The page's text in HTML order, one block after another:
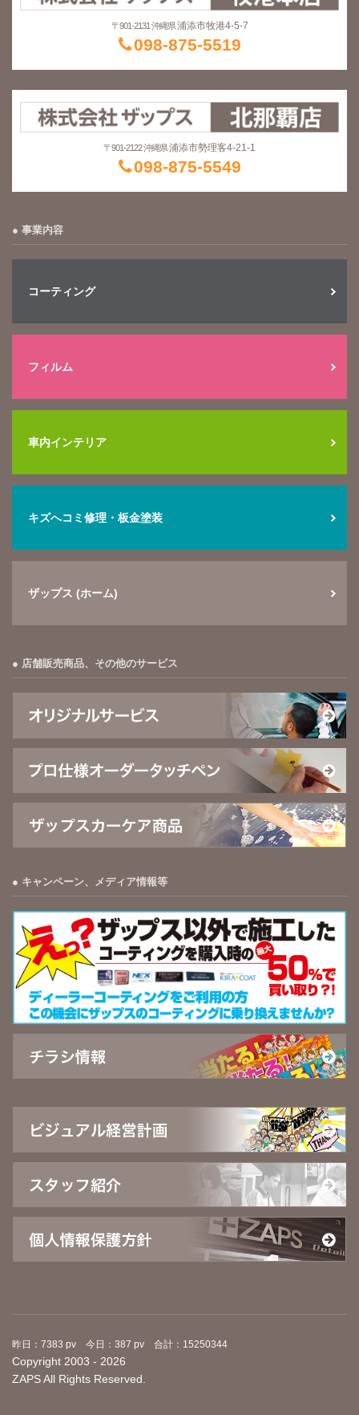
〒901-2131 沖縄県 浦添市牧港4-5-7
098-875-5519
〒901-2122 沖縄県浦添市勢理客4-21-1
098-875-5549
事業内容
コーティング
フィルム
車内インテリア
キズへコミ修理・板金塗装
ザップス (ホーム)
店舗販売商品、その他のサービス
キャンペーン、メディア情報等
昨日：7383 pv 今日：387 pv 合計：15250344
Copyright 2003 - 2026
ZAPS All Rights Reserved.